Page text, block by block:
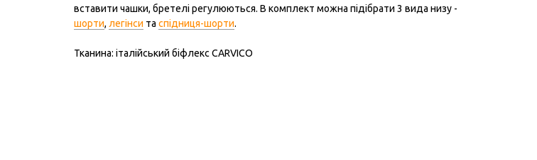
вставити чашки, бретелі регулюються. В комплект можна підібрати 3 вида низу -
шорти, легінси та спідниця-шорти.
Тканина: італійський біфлекс CARVICO